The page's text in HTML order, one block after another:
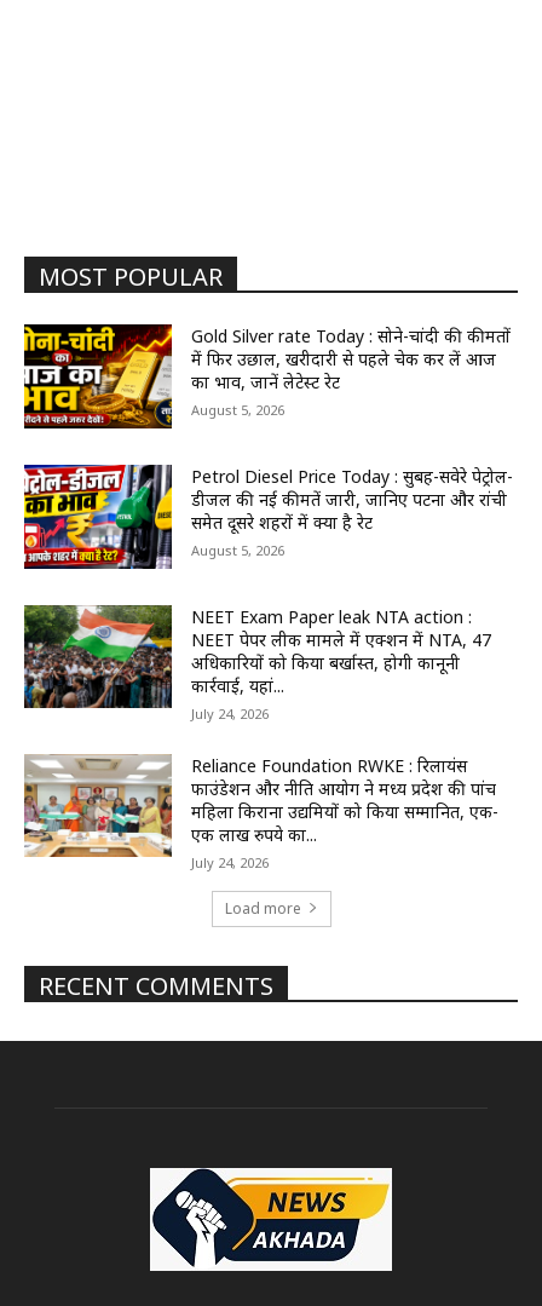
MOST POPULAR
Gold Silver rate Today : सोने-चांदी की कीमतों
में फिर उछाल, खरीदारी से पहले चेक कर लें आज
का भाव, जानें लेटेस्ट रेट
August 5, 2026
Petrol Diesel Price Today : सुबह-सवेरे पेट्रोल-
डीजल की नई कीमतें जारी, जानिए पटना और रांची
समेत दूसरे शहरों में क्या है रेट
August 5, 2026
NEET Exam Paper leak NTA action :
NEET पेपर लीक मामले में एक्शन में NTA, 47
अधिकारियों को किया बर्खास्त, होगी कानूनी
कार्रवाई, यहां...
July 24, 2026
Reliance Foundation RWKE : रिलायंस
फाउंडेशन और नीति आयोग ने मध्य प्रदेश की पांच
महिला किराना उद्यमियों को किया सम्मानित, एक-
एक लाख रुपये का...
July 24, 2026
Load more
RECENT COMMENTS